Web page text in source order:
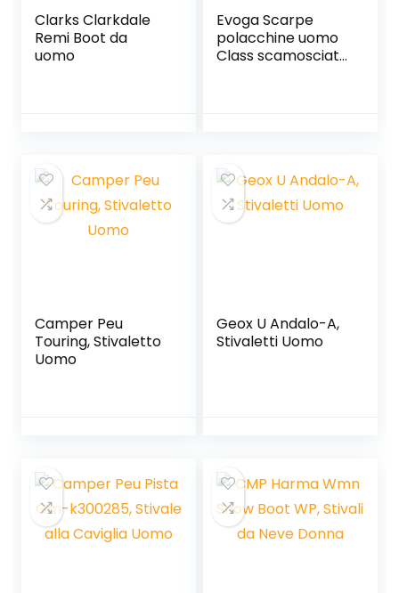
Clarks Clarkdale
Remi Boot da
uomo
Evoga Scarpe
polacchine uomo
Class scamosciate
Camper Peu
Touring, Stivaletto
Uomo
Geox U Andalo-A,
Stivaletti Uomo